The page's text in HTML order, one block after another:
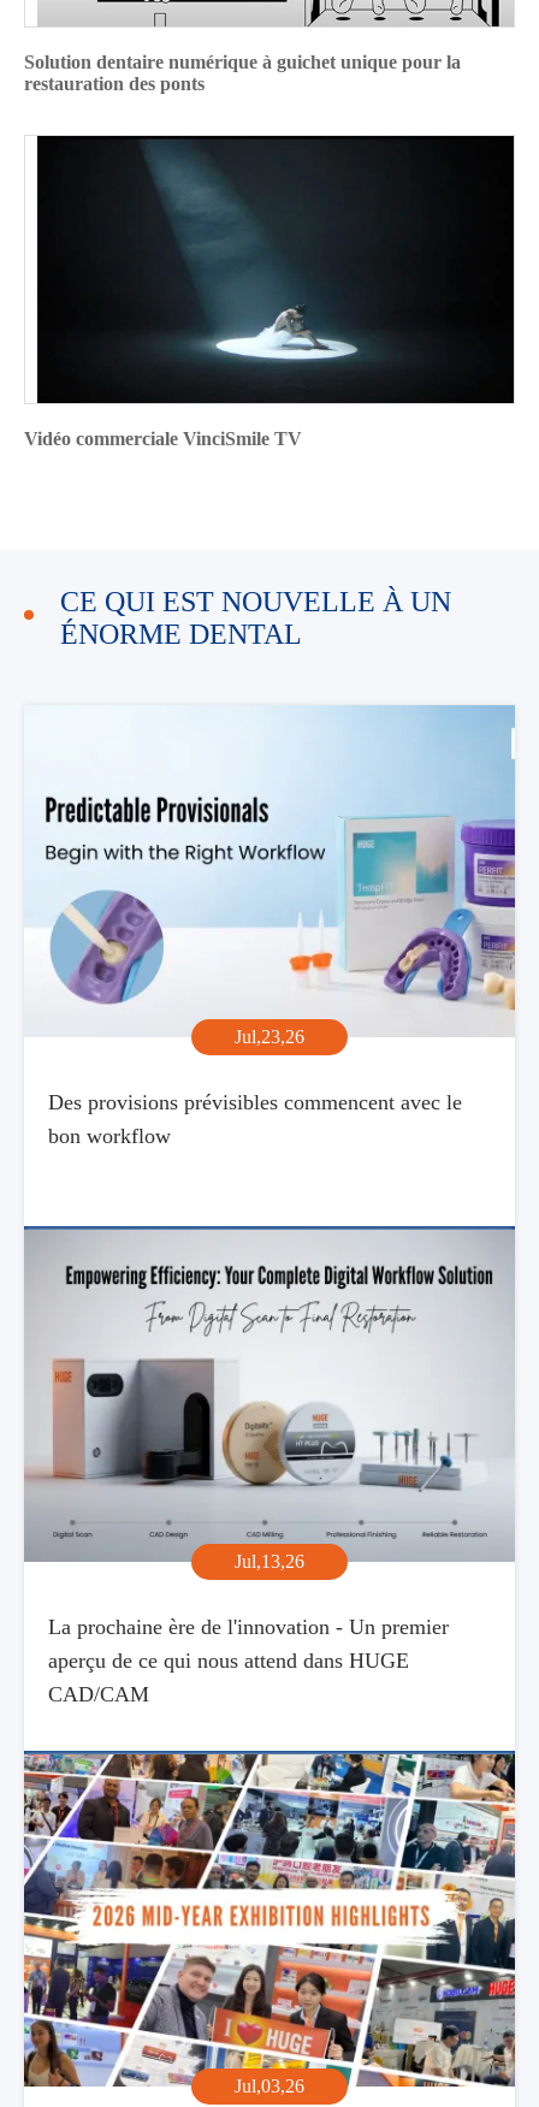
Solution dentaire numérique à guichet unique pour la
restauration des ponts
Vidéo commerciale VinciSmile TV
CE QUI EST NOUVELLE À UN
ÉNORME DENTAL
Jul,23,26
Des provisions prévisibles commencent avec le
bon workflow
Jul,13,26
La prochaine ère de l'innovation - Un premier
aperçu de ce qui nous attend dans HUGE
CAD/CAM
Jul,03,26